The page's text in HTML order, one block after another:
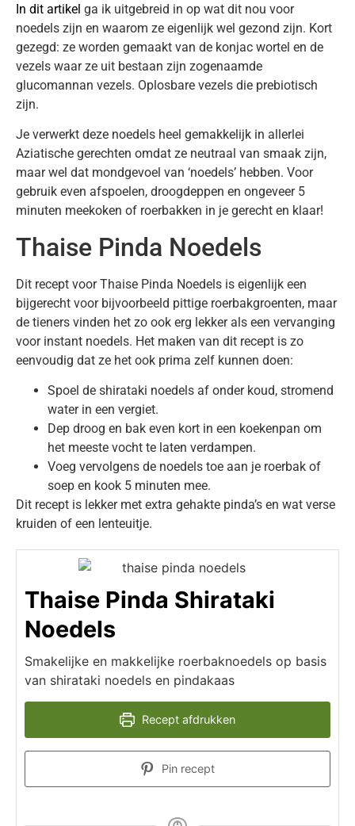
In dit artikel ga ik uitgebreid in op wat dit nou voor
noedels zijn en waarom ze eigenlijk wel gezond zijn. Kort
gezegd: ze worden gemaakt van de konjac wortel en de
vezels waar ze uit bestaan zijn zogenaamde
glucomannan vezels. Oplosbare vezels die prebiotisch
zijn.
Je verwerkt deze noedels heel gemakkelijk in allerlei
Aziatische gerechten omdat ze neutraal van smaak zijn,
maar wel dat mondgevoel van ‘noedels’ hebben. Voor
gebruik even afspoelen, droogdeppen en ongeveer 5
minuten meekoken of roerbakken in je gerecht en klaar!
Thaise Pinda Noedels
Dit recept voor Thaise Pinda Noedels is eigenlijk een
bijgerecht voor bijvoorbeeld pittige roerbakgroenten, maar
de tieners vinden het zo ook erg lekker als een vervanging
voor instant noedels. Het maken van dit recept is zo
eenvoudig dat ze het ook prima zelf kunnen doen:
Spoel de shirataki noedels af onder koud, stromend
water in een vergiet.
Dep droog en bak even kort in een koekenpan om
het meeste vocht te laten verdampen.
Voeg vervolgens de noedels toe aan je roerbak of
soep en kook 5 minuten mee.
Dit recept is lekker met extra gehakte pinda’s en wat verse
kruiden of een lenteuitje.
Thaise Pinda Shirataki
Noedels
Smakelijke en makkelijke roerbaknoedels op basis
van shirataki noedels en pindakaas
Recept afdrukken
Pin recept